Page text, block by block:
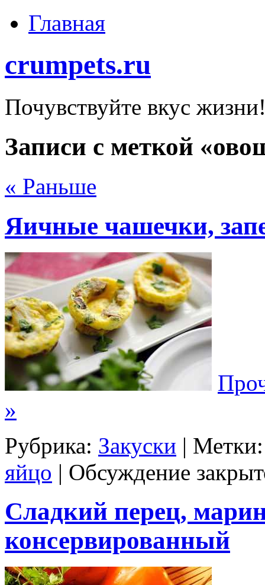
Главная
crumpets.ru
Почувствуйте вкус
Записи с меткой
« Раньше
Яичные чашечки,
»
Рубрика: Закуски |
яйцо | Обсуждение
Сладкий перец,
консервированный